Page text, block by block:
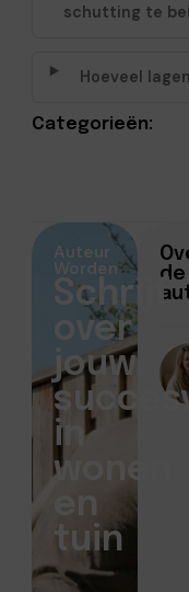
schutting te
Hoeveel
Categorieën:
de
Auteur
Worden
Schrijf
over
jouw
in
wonen
en
tuin